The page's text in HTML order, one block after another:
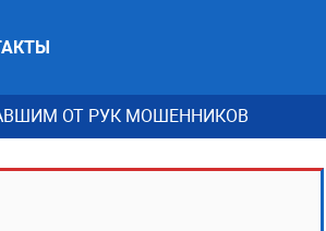
ОТ РУК МОШЕННИКОВ